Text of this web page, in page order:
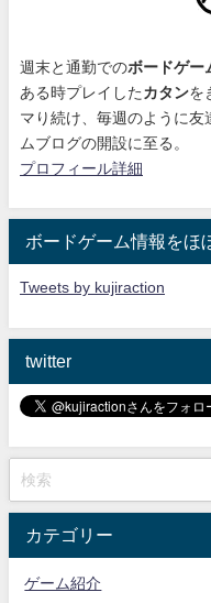
週末と通勤でのボードゲー
ある時プレイした カタンを
マり続け 、毎週のように
ムブログの開設に至る。
プロフィール詳細
ボードゲーム情報をほ
Tweets by kujiraction
twitter
カテゴリー
ゲーム紹介